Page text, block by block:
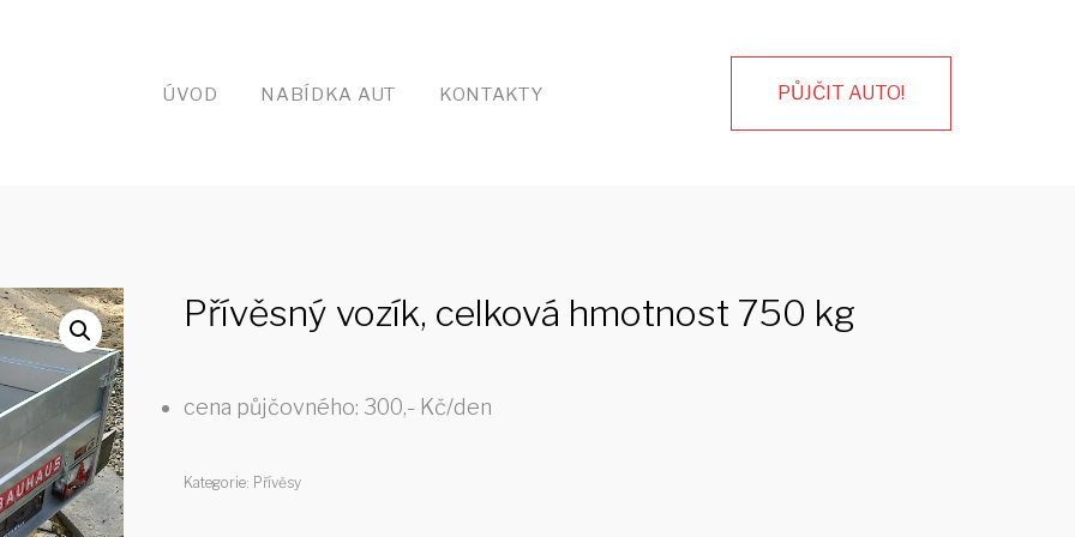
ÚVOD NABÍDKA AUT KONTAKTY PŮJČIT AUTO!
Přívěsný vozík, celková hmotnost 750 kg
cena půjčovného: 300,- Kč/den
Kategorie: Přívěsy